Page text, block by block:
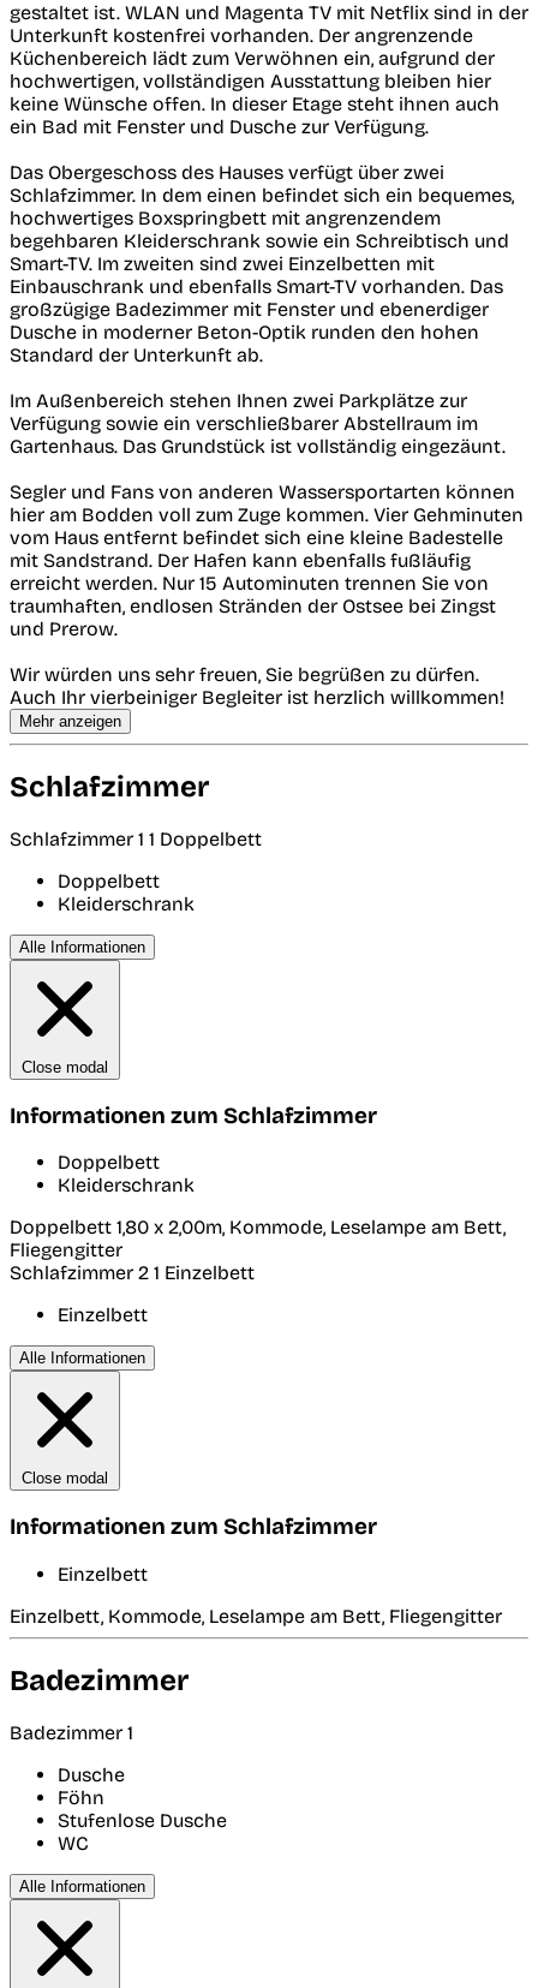
gestaltet ist. WLAN und Magenta TV mit Netflix sind in der
Unterkunft kostenfrei vorhanden. Der angrenzende
Küchenbereich lädt zum Verwöhnen ein, aufgrund der
hochwertigen, vollständigen Ausstattung bleiben hier
keine Wünsche offen. In dieser Etage steht ihnen auch
ein Bad mit Fenster und Dusche zur Verfügung.
Das Obergeschoss des Hauses verfügt über zwei
Schlafzimmer. In dem einen befindet sich ein bequemes,
hochwertiges Boxspringbett mit angrenzendem
begehbaren Kleiderschrank sowie ein Schreibtisch und
Smart-TV. Im zweiten sind zwei Einzelbetten mit
Einbauschrank und ebenfalls Smart-TV vorhanden. Das
großzügige Badezimmer mit Fenster und ebenerdiger
Dusche in moderner Beton-Optik runden den hohen
Standard der Unterkunft ab.
Im Außenbereich stehen Ihnen zwei Parkplätze zur
Verfügung sowie ein verschließbarer Abstellraum im
Gartenhaus. Das Grundstück ist vollständig eingezäunt.
Segler und Fans von anderen Wassersportarten können
hier am Bodden voll zum Zuge kommen. Vier Gehminuten
vom Haus entfernt befindet sich eine kleine Badestelle
mit Sandstrand. Der Hafen kann ebenfalls fußläufig
erreicht werden. Nur 15 Autominuten trennen Sie von
traumhaften, endlosen Stränden der Ostsee bei Zingst
und Prerow.
Wir würden uns sehr freuen, Sie begrüßen zu dürfen.
Auch Ihr vierbeiniger Begleiter ist herzlich willkommen!
Mehr anzeigen
Schlafzimmer
Schlafzimmer 1 1 Doppelbett
Doppelbett
Kleiderschrank
Alle Informationen
Close modal
Informationen zum Schlafzimmer
Doppelbett
Kleiderschrank
Doppelbett 1,80 x 2,00m, Kommode, Leselampe am Bett,
Fliegengitter
Schlafzimmer 2 1 Einzelbett
Einzelbett
Alle Informationen
Close modal
Informationen zum Schlafzimmer
Einzelbett
Einzelbett, Kommode, Leselampe am Bett, Fliegengitter
Badezimmer
Badezimmer 1
Dusche
Föhn
Stufenlose Dusche
WC
Alle Informationen